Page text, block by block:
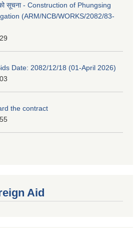
सूचना - Construction of Phungsing
(ARM/NCB/WORKS/2082/83-
Date: 2082/12/18 (01-April 2026)
the contract
Aid